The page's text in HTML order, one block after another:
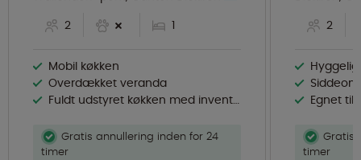
2
1
Mobil køkken
Overdækket veranda
Fuldt udstyret køkken med inventar
Gratis annullering inden for 24
timer
2
Egnet til
Gratis
timer